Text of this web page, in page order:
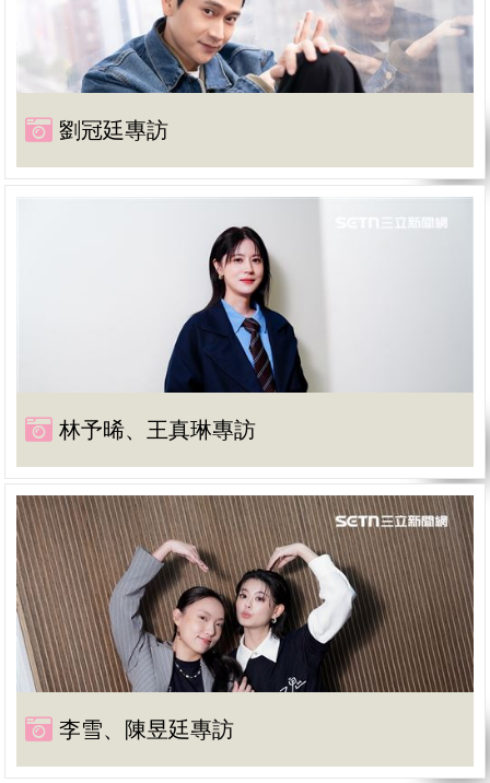
劉冠廷專訪
林予晞、王真琳專訪
李雪、陳昱廷專訪